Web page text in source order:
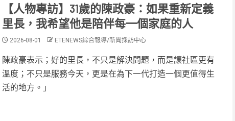
【人物專訪】31歲的陳政豪：如果重新定義
里長，我希望他是陪伴每一個家庭的人
2026-08-01 ETENEWS綜合報導/新聞採訪中心
陳政豪表示；好的里長，不只是解決問題，而是讓社區更有
溫度；不只是服務今天，更是在為下一代打造一個更值得生
活的地方。」